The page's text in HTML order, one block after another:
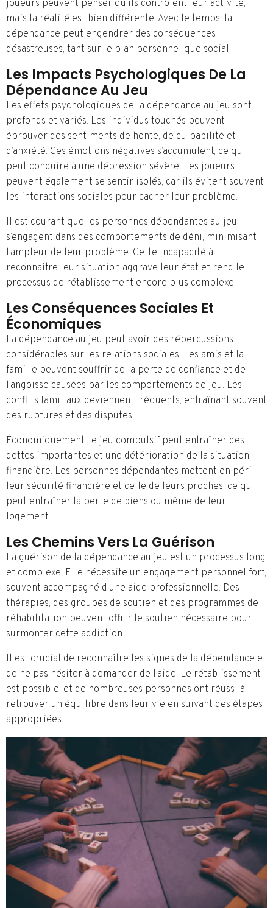
joueurs peuvent penser qu’ils contrôlent leur activité,
mais la réalité est bien différente. Avec le temps, la
dépendance peut engendrer des conséquences
désastreuses, tant sur le plan personnel que social.
Les Impacts Psychologiques De La
Dépendance Au Jeu
Les effets psychologiques de la dépendance au jeu sont
profonds et variés. Les individus touchés peuvent
éprouver des sentiments de honte, de culpabilité et
d’anxiété. Ces émotions négatives s’accumulent, ce qui
peut conduire à une dépression sévère. Les joueurs
peuvent également se sentir isolés, car ils évitent souvent
les interactions sociales pour cacher leur problème.
Il est courant que les personnes dépendantes au jeu
s’engagent dans des comportements de déni, minimisant
l’ampleur de leur problème. Cette incapacité à
reconnaître leur situation aggrave leur état et rend le
processus de rétablissement encore plus complexe.
Les Conséquences Sociales Et
Économiques
La dépendance au jeu peut avoir des répercussions
considérables sur les relations sociales. Les amis et la
famille peuvent souffrir de la perte de confiance et de
l’angoisse causées par les comportements de jeu. Les
conflits familiaux deviennent fréquents, entraînant souvent
des ruptures et des disputes.
Économiquement, le jeu compulsif peut entraîner des
dettes importantes et une détérioration de la situation
financière. Les personnes dépendantes mettent en péril
leur sécurité financière et celle de leurs proches, ce qui
peut entraîner la perte de biens ou même de leur
logement.
Les Chemins Vers La Guérison
La guérison de la dépendance au jeu est un processus long
et complexe. Elle nécessite un engagement personnel fort,
souvent accompagné d’une aide professionnelle. Des
thérapies, des groupes de soutien et des programmes de
réhabilitation peuvent offrir le soutien nécessaire pour
surmonter cette addiction.
Il est crucial de reconnaître les signes de la dépendance et
de ne pas hésiter à demander de l’aide. Le rétablissement
est possible, et de nombreuses personnes ont réussi à
retrouver un équilibre dans leur vie en suivant des étapes
appropriées.